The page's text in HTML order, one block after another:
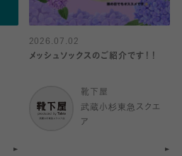
2026.07.02
メッシュソックスのご紹介です！！
靴下屋
武蔵小杉東急スクエ
ア